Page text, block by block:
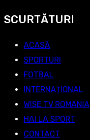
SCURTĂTURI
ACASĂ
SPORTURI
FOTBAL
INTERNAȚIONAL
WISE TV ROMANIA
HAI LA SPORT
CONTACT